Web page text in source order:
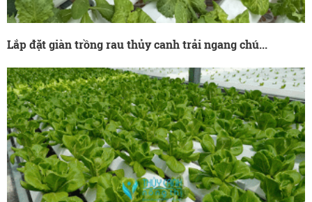
Lắp đặt giàn trồng rau thủy canh trải ngang chú...